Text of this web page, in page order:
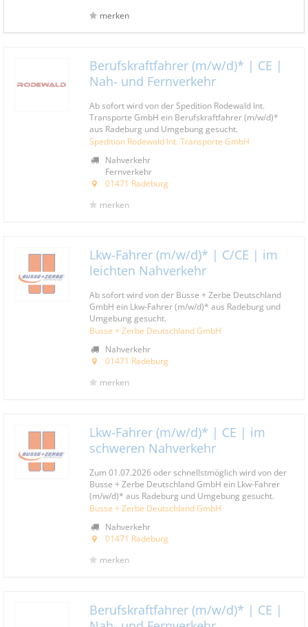
merken
Berufskraftfahrer (m/w/d)* | CE |
Nah- und Fernverkehr
Ab sofort wird von der Spedition Rodewald Int.
Transporte GmbH ein Berufskraftfahrer (m/w/d)*
aus Radeburg und Umgebung gesucht.
Spedition Rodewald Int. Transporte GmbH
Nahverkehr
Fernverkehr
01471 Radeburg
merken
Lkw-Fahrer (m/w/d)* | C/CE | im
leichten Nahverkehr
Ab sofort wird von der Busse + Zerbe Deutschland
GmbH ein Lkw-Fahrer (m/w/d)* aus Radeburg und
Umgebung gesucht.
Busse + Zerbe Deutschland GmbH
Nahverkehr
01471 Radeburg
merken
Lkw-Fahrer (m/w/d)* | CE | im
schweren Nahverkehr
Zum 01.07.2026 oder schnellstmöglich wird von der
Busse + Zerbe Deutschland GmbH ein Lkw-Fahrer
(m/w/d)* aus Radeburg und Umgebung gesucht.
Busse + Zerbe Deutschland GmbH
Nahverkehr
01471 Radeburg
merken
Berufskraftfahrer (m/w/d)* | CE |